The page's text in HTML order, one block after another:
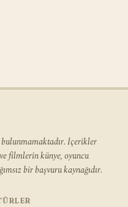
bulunmamaktadır. İçerikler
filmlerin künye, oyuncu
bir başvuru kaynağıdır.